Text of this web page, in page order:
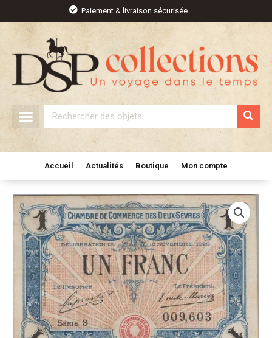
contenu
Paiement & livraison sécurisée
Rechercher
Accueil Actualités Boutique Mon compte